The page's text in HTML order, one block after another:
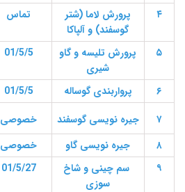
۴
پرورش لاما (شتر
گوسفند) و آلپاکا
تماس
۵
پرورش تلیسه و گاو
شیری
01/5/5
۶ پرواربندی گوساله 01/5/5
۷
جیره نویسی گوسفند خصوصی
۸ جیره نویسی گاو خصوصی
۹
سم چینی و شاخ
سوزی
01/5/27